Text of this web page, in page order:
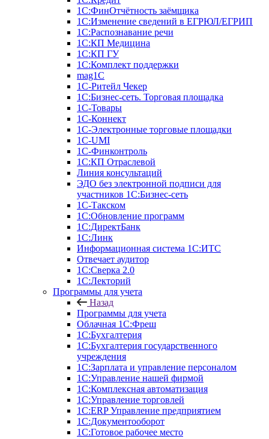
1С:ФинОтчётность заёмщика
1С:Изменение сведений в ЕГРЮЛ/ЕГРИП
1С:Распознавание речи
1С:КП Медицина
1С:КП ГУ
1С:Комплект поддержки
mag1C
1С-Ритейл Чекер
1С:Бизнес-сеть. Торговая площадка
1С-Товары
1С-Коннект
1С-Электронные торговые площадки
1C-UMI
1С-Финконтроль
1С:КП Отраслевой
Линия консультаций
ЭДО без электронной подписи для
участников 1С:Бизнес-сеть
1С-Такском
1С:Обновление программ
1С:ДиректБанк
1С:Линк
Информационная система 1С:ИТС
Отвечает аудитор
1С:Сверка 2.0
1С:Лекторий
Программы для учета
Назад
Программы для учета
Облачная 1С:Фреш
1С:Бухгалтерия
1С:Бухгалтерия государственного
учреждения
1С:Зарплата и управление персоналом
1С:Управление нашей фирмой
1С:Комплексная автоматизация
1С:Управление торговлей
1С:ERP Управление предприятием
1С:Документооборот
1C:Готовое рабочее место